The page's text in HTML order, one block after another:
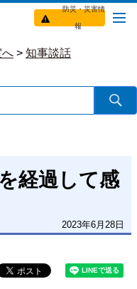
防災・災害情
報
へ > 知事談話
経過して感
2023年6月28日